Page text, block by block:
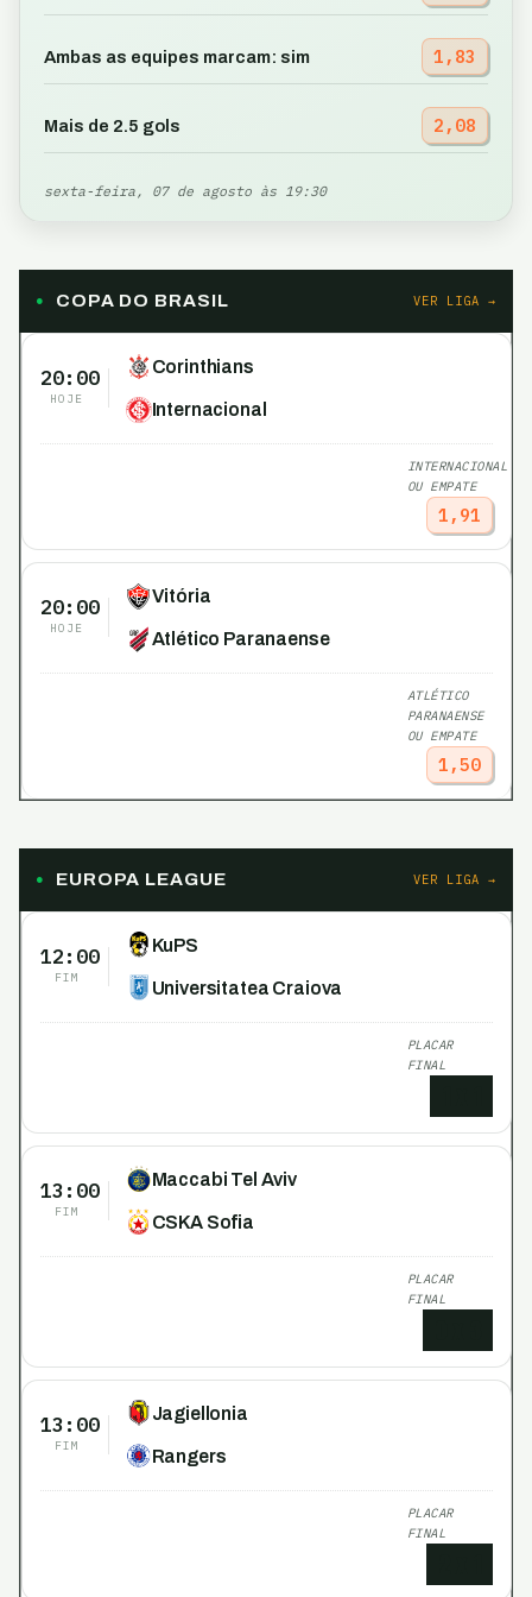
Ambas as equipes marcam: sim 1,83
Mais de 2.5 gols 2,08
sexta-feira, 07 de agosto às 19:30
COPA DO BRASIL VER LIGA →
20:00
HOJE
Corinthians
Internacional
INTERNACIONAL
OU EMPATE
1,91
20:00
HOJE
Vitória
Atlético Paranaense
ATLÉTICO
PARANAENSE
OU EMPATE
1,50
EUROPA LEAGUE VER LIGA →
12:00
FIM
KuPS
Universitatea Craiova
PLACAR
FINAL
13:00
FIM
Maccabi Tel Aviv
CSKA Sofia
PLACAR
FINAL
13:00
FIM
Jagiellonia
Rangers
PLACAR
FINAL